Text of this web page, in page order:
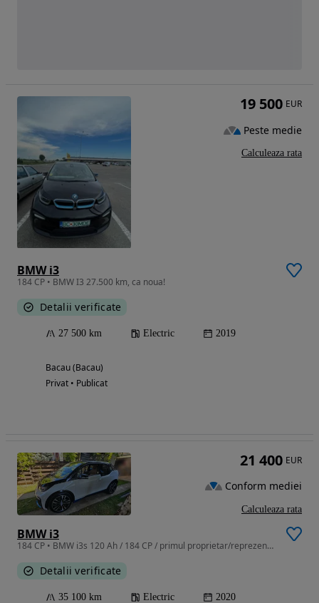
BMW i3
184 CP • BMW I3 27.500 km, ca noua!
Detalii verificate
27 500 km Electric 2019
Bacau (Bacau)
Privat • Publicat
19 500 EUR
Peste medie
Calculeaza rata
BMW i3
184 CP • BMW i3s 120 Ah / 184 CP / primul proprietar/reprezentanta
Detalii verificate
35 100 km Electric 2020
21 400 EUR
Conform mediei
Calculeaza rata